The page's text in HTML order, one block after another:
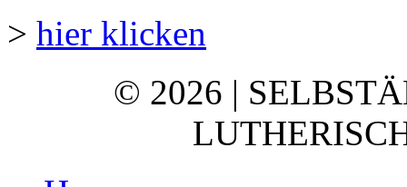
> hier klicken
© 2026 |